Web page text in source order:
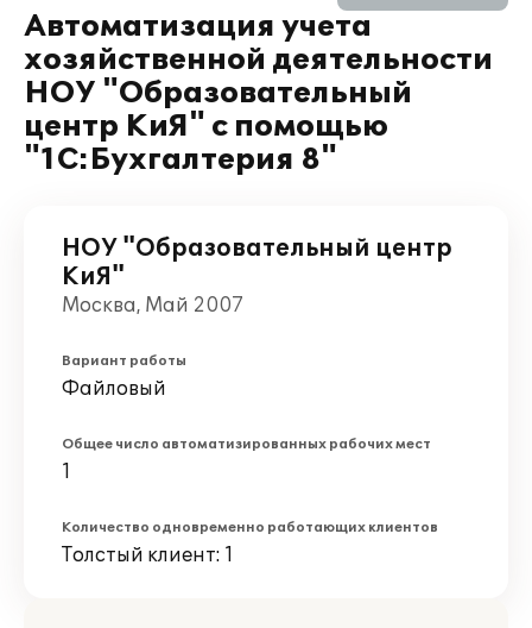
Автоматизация учета
хозяйственной деятельности
НОУ "Образовательный
центр КиЯ" с помощью
"1С:Бухгалтерия 8"
НОУ "Образовательный центр
КиЯ"
Москва, Май 2007
Вариант работы
Файловый
Общее число автоматизированных рабочих мест
1
Количество одновременно работающих клиентов
Толстый клиент: 1